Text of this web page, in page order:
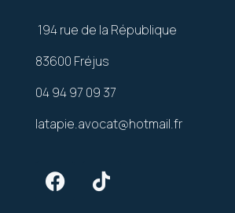
194 rue de la République
83600 Fréjus
04 94 97 09 37
latapie.avocat@hotmail.fr